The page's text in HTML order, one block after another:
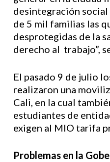
desintegración
de 5 mil familias las
desprotegidas de la
derecho al trabajo”,
El pasado 9 de julio
realizaron una
Cali, en la cual
estudiantes de
exigen al MIO tarifa
Problemas en la